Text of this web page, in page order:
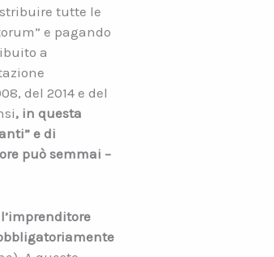
tutte le
e pagando
a
del 2014 e del
, in questa
e di
può semmai –